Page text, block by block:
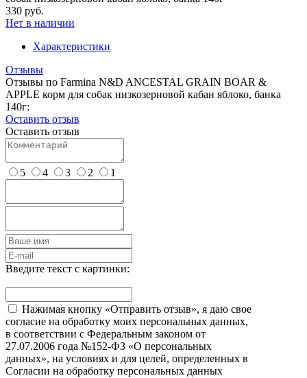
330 руб.
Нет в наличии
Характеристики
Отзывы
Отзывы по Farmina N&D ANCESTAL GRAIN BOAR &
APPLE корм для собак низкозерновой кабан яблоко, банка
140г:
Оставить отзыв
Оставить отзыв
5 4 3 2 1
Введите текст с картинки:
Нажимая кнопку «Отправить отзыв», я даю свое
согласие на обработку моих персональных данных,
в соответствии с Федеральным законом от
27.07.2006 года №152-ФЗ «О персональных
данных», на условиях и для целей, определенных в
Согласии на обработку персональных данных